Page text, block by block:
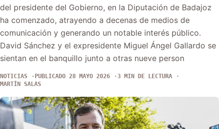
del presidente del Gobierno, en la Diputación de Badajoz
ha comenzado, atrayendo a decenas de medios de
comunicación y generando un notable interés público.
David Sánchez y el expresidente Miguel Ángel Gallardo se
sientan en el banquillo junto a otras nueve person
NOTICIAS PUBLICADO 28 MAYO 2026
3 MIN DE LECTURA
MARTÍN SALAS